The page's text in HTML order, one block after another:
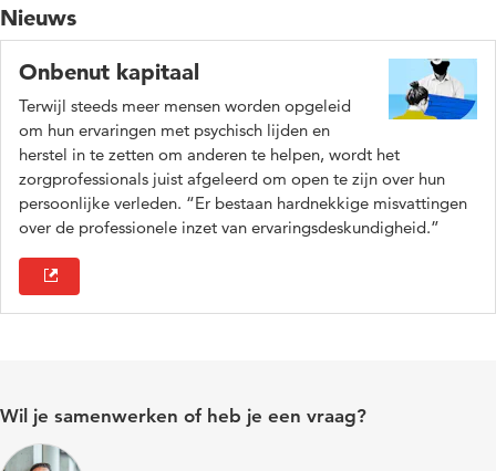
Nieuws
Onbenut kapitaal
Terwijl steeds meer mensen worden opgeleid
om hun ervaringen met psychisch lijden en
herstel in te zetten om anderen te helpen, wordt het
zorgprofessionals juist afgeleerd om open te zijn over hun
persoonlijke verleden. “Er bestaan hardnekkige misvattingen
over de professionele inzet van ervaringsdeskundigheid.”
Wil je samenwerken of heb je een vraag?